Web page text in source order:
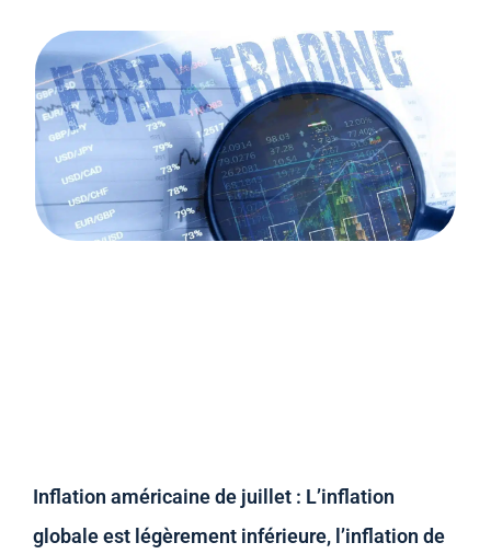
Inflation américaine de juillet : L’inflation
globale est légèrement inférieure, l’inflation de